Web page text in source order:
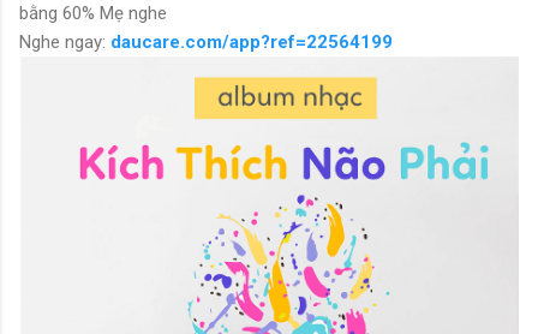
bằng 60% Mẹ nghe
Nghe ngay: daucare.com/app?ref=22564199